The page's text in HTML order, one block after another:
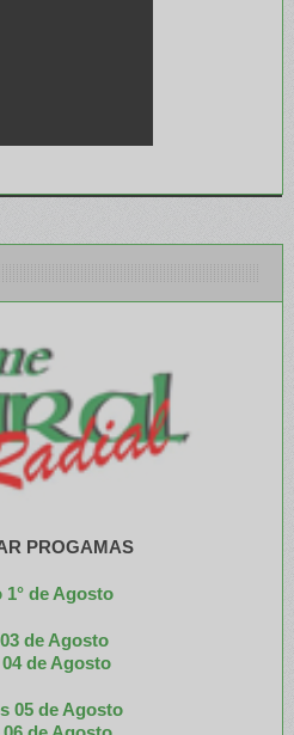
PROGAMAS
1° de Agosto
de Agosto
de Agosto
05 de Agosto